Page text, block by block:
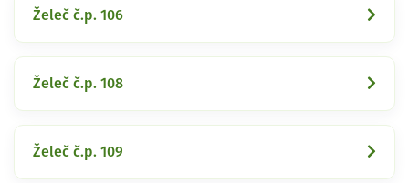
Želeč č.p. 106
Želeč č.p. 108
Želeč č.p. 109